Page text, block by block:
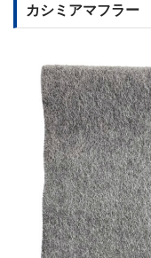
カシミアマフラー